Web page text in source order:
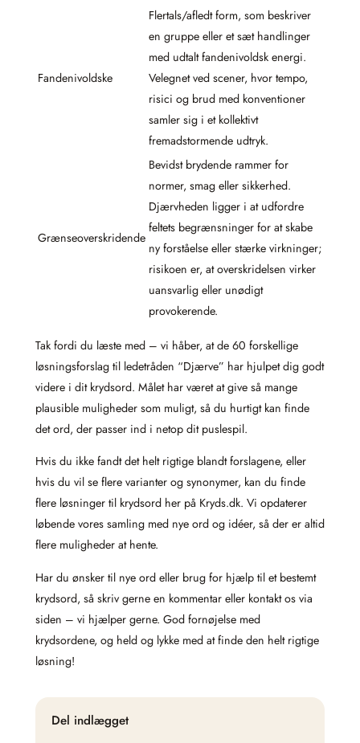
Fandenivoldske
Flertals/afledt form, som beskriver
en gruppe eller et sæt handlinger
med udtalt fandenivoldsk energi.
Velegnet ved scener, hvor tempo,
risici og brud med konventioner
samler sig i et kollektivt
fremadstormende udtryk.
Grænseoverskridende
Bevidst brydende rammer for
normer, smag eller sikkerhed.
Djærvheden ligger i at udfordre
feltets begrænsninger for at skabe
ny forståelse eller stærke virkninger;
risikoen er, at overskridelsen virker
uansvarlig eller unødigt
provokerende.
Tak fordi du læste med – vi håber, at de 60 forskellige
løsningsforslag til ledetråden “Djærve” har hjulpet dig godt
videre i dit krydsord. Målet har været at give så mange
plausible muligheder som muligt, så du hurtigt kan finde
det ord, der passer ind i netop dit puslespil.
Hvis du ikke fandt det helt rigtige blandt forslagene, eller
hvis du vil se flere varianter og synonymer, kan du finde
flere løsninger til krydsord her på Kryds.dk. Vi opdaterer
løbende vores samling med nye ord og idéer, så der er altid
flere muligheder at hente.
Har du ønsker til nye ord eller brug for hjælp til et bestemt
krydsord, så skriv gerne en kommentar eller kontakt os via
siden – vi hjælper gerne. God fornøjelse med
krydsordene, og held og lykke med at finde den helt rigtige
løsning!
Del indlægget